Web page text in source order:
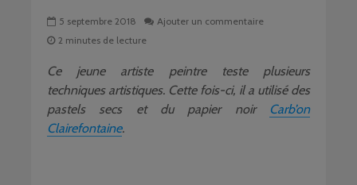
5 septembre 2018
Ajouter un commentaire
2 minutes de lecture
Ce jeune artiste peintre teste plusieurs
techniques artistiques. Cette fois-ci, il a utilisé des
pastels secs et du papier noir
Carb’on
Clairefontaine.